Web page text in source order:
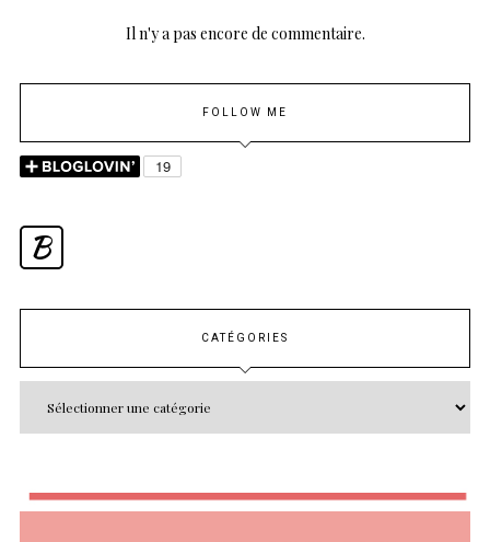
Il n'y a pas encore de commentaire.
FOLLOW ME
B
CATÉGORIES